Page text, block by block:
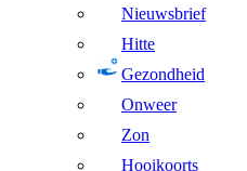
Nieuwsbrief
Hitte
Gezondheid
Onweer
Zon
Hooikoorts